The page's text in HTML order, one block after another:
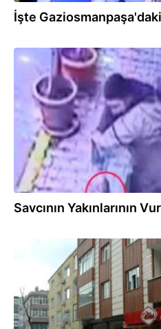
İşte Gaziosmanpaşa'daki
16.02.2015
Savcının Yakınlarının
16.02.2015